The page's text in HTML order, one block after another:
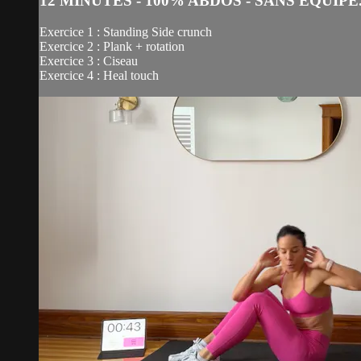
Exercice 1 : Standing Side crunch
Exercice 2 : Plank + rotation
Exercice 3 : Ciseau
Exercice 4 : Heal touch